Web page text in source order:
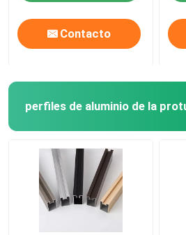
Luz de pista magnética led
Manillas de gabinete de
Perfiles de aluminio del
Accesorios de cristal
Contacto